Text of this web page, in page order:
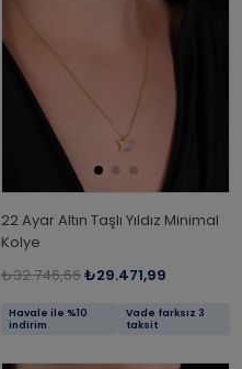
22 Ayar Altın Taşlı Yıldız Minimal
Kolye
₺32.746,66₺29.471,99
Havale ile %10
indirim
Vade farksız 3
taksit